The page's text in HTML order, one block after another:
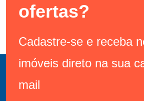
ofertas?
Cadastre-se e receba
imóveis direto na sua
mail